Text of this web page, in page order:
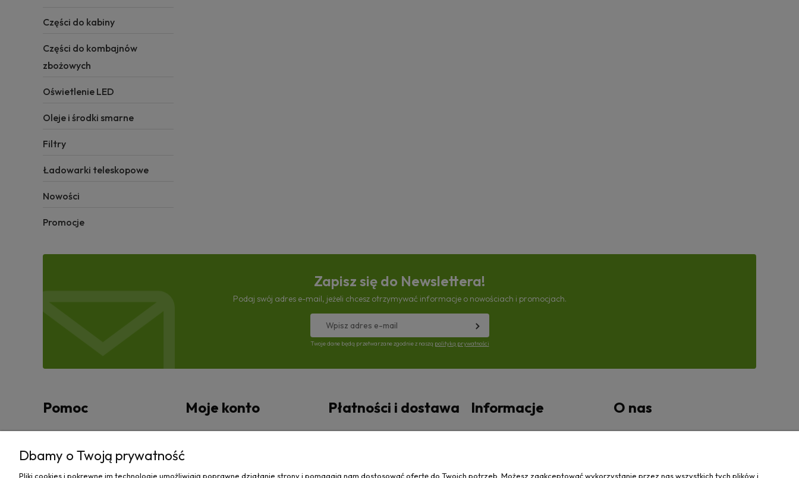
Części do kabiny
Części do kombajnów
zbożowych
Oświetlenie LED
Oleje i środki smarne
Filtry
Ładowarki teleskopowe
Nowości
Promocje
Zapisz się do Newslettera!
Podaj swój adres e-mail, jeżeli chcesz otrzymywać informacje o nowościach i promocjach.
Twoje dane będą przetwarzane zgodnie z naszą polityką prywatności
Pomoc
Regulamin
Moje konto Płatności i dostawa Informacje O nas
Dbamy o Twoją prywatność
Pliki cookies i pokrewne im technologie umożliwiają poprawne działanie strony i pomagają nam dostosować ofertę do Twoich potrzeb. Możesz zaakceptować wykorzystanie przez nas wszystkich tych plików i